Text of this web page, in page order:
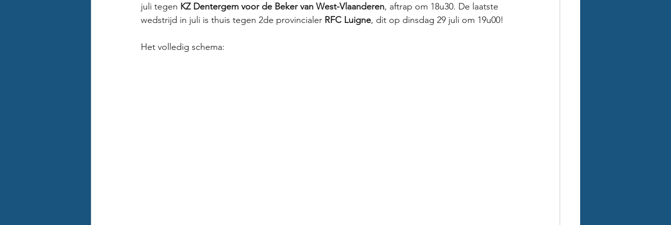
juli tegen KZ Dentergem voor de Beker van West-Vlaanderen, aftrap om 18u30. De laatste
wedstrijd in juli is thuis tegen 2de provincialer RFC Luigne, dit op dinsdag 29 juli om 19u00!
Het volledig schema: